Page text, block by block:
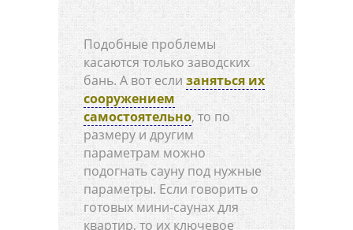
Подобные проблемы
касаются только заводских
бань. А вот если заняться их
сооружением
самостоятельно, то по
размеру и другим
параметрам можно
подогнать сауну под нужные
параметры. Если говорить о
готовых мини-саунах для
квартир, то их ключевое